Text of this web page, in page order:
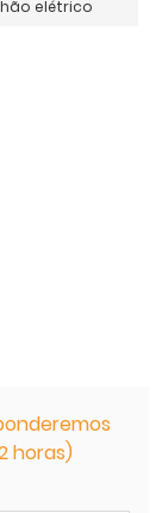
elétrico
horas)